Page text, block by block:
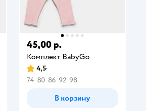
45,00 р.
Комплект BabyGо
4,5
74 80 86 92 98
В корзину